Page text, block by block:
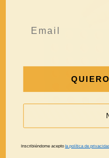
Inscribiéndome acepto la política de